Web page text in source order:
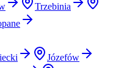
Trzebinia
Józefów